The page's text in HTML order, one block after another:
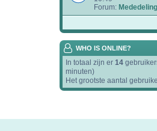
Forum:
WHO IS ONLINE?
In totaal zijn er 14
minuten)
Het grootste aantal